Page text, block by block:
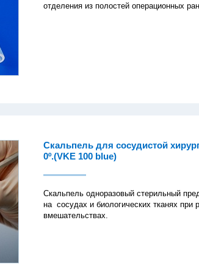
отделения из полостей операционных
Скальпель для сосудистой
0º.(VKE 100 blue)
Скальпель одноразовый стерильный
на сосудах и биологических тканях при
вмешательствах.